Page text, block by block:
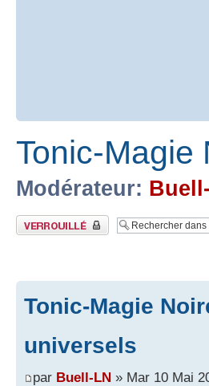
Tonic-Magie
Modérateur:
Sujet verrouillé
Tonic-Magie
universels
par Buell-LN » Mar 10 Mai